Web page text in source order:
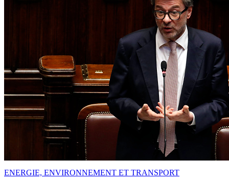
ENERGIE, ENVIRONNEMENT ET TRANSPORT